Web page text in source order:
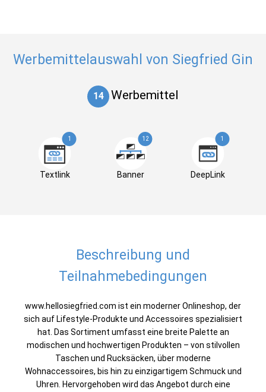
Werbemittelauswahl von Siegfried Gin
14 Werbemittel
1
Textlink
12
Banner
1
DeepLink
Beschreibung und
Teilnahmebedingungen
www.hellosiegfried.com ist ein moderner Onlineshop, der
sich auf Lifestyle-Produkte und Accessoires spezialisiert
hat. Das Sortiment umfasst eine breite Palette an
modischen und hochwertigen Produkten – von stilvollen
Taschen und Rucksäcken, über moderne
Wohnaccessoires, bis hin zu einzigartigem Schmuck und
Uhren. Hervorgehoben wird das Angebot durch eine